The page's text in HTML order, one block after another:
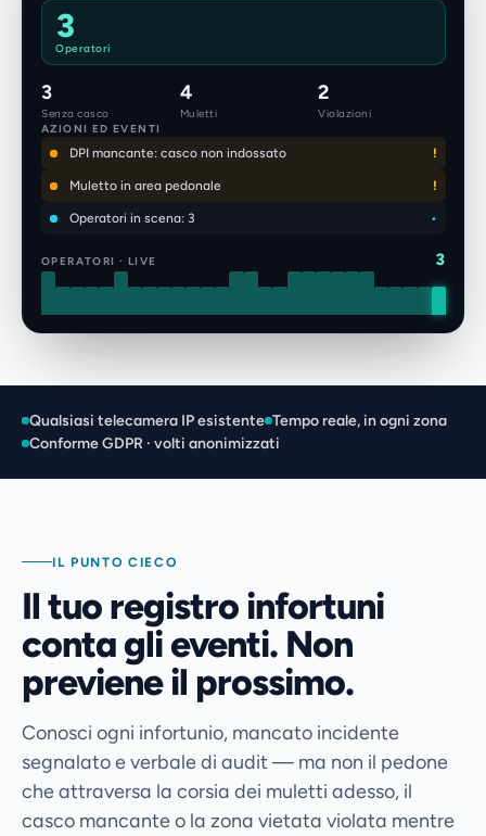
3
Operatori
3
Senza casco
4
Muletti
2
Violazioni
AZIONI ED EVENTI
DPI mancante: casco non indossato !
Muletto in area pedonale !
Operatori in scena: 3 •
OPERATORI · LIVE 3
Qualsiasi telecamera IP esistente Tempo reale, in ogni zona
Conforme GDPR · volti anonimizzati
IL PUNTO CIECO
Il tuo registro infortuni
conta gli eventi. Non
previene il prossimo.
Conosci ogni infortunio, mancato incidente
segnalato e verbale di audit — ma non il pedone
che attraversa la corsia dei muletti adesso, il
casco mancante o la zona vietata violata mentre